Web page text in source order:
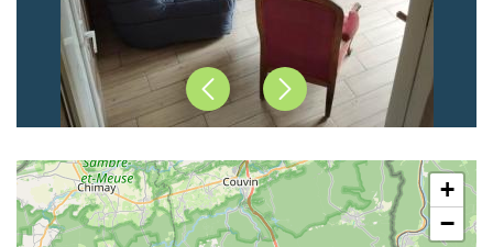
PrécédentSuivant
+
−